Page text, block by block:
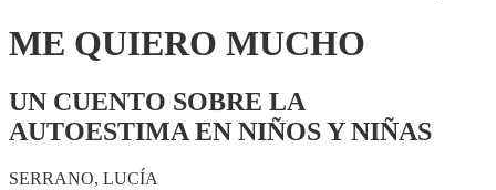
ME QUIERO MUCHO
UN CUENTO SOBRE LA
AUTOESTIMA EN NIÑOS Y NIÑAS
SERRANO, LUCÍA